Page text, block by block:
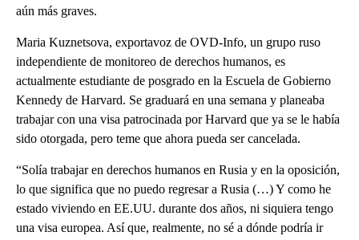
aún más graves.
Maria Kuznetsova, exportavoz de OVD-Info, un grupo ruso
independiente de monitoreo de derechos humanos, es
actualmente estudiante de posgrado en la Escuela de Gobierno
Kennedy de Harvard. Se graduará en una semana y planeaba
trabajar con una visa patrocinada por Harvard que ya se le había
sido otorgada, pero teme que ahora pueda ser cancelada.
“Solía trabajar en derechos humanos en Rusia y en la oposición,
lo que significa que no puedo regresar a Rusia (…) Y como he
estado viviendo en EE.UU. durante dos años, ni siquiera tengo
una visa europea. Así que, realmente, no sé a dónde podría ir